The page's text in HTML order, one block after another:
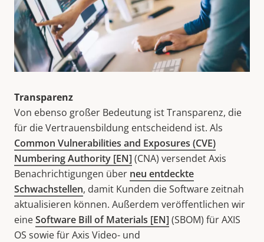
Transparenz
Von ebenso großer Bedeutung ist Transparenz, die
für die Vertrauensbildung entscheidend ist. Als
Common Vulnerabilities and Exposures (CVE)
Numbering Authority [EN] (CNA) versendet Axis
Benachrichtigungen über neu entdeckte
Schwachstellen, damit Kunden die Software zeitnah
aktualisieren können. Außerdem veröffentlichen wir
eineSoftware Bill of Materials [EN] (SBOM) für AXIS
OS sowie für Axis Video- und